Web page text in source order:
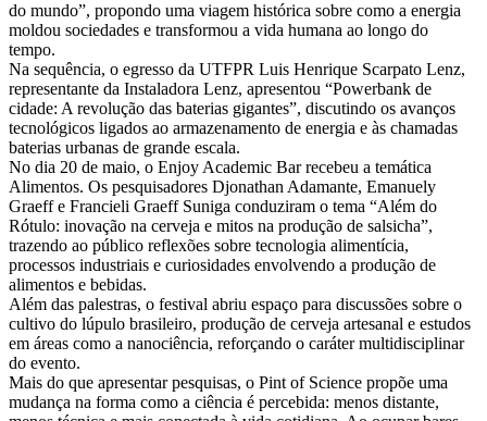
do mundo”, propondo uma viagem histórica sobre como a energia
moldou sociedades e transformou a vida humana ao longo do
tempo.
Na sequência, o egresso da UTFPR Luis Henrique Scarpato Lenz,
representante da Instaladora Lenz, apresentou “Powerbank de
cidade: A revolução das baterias gigantes”, discutindo os avanços
tecnológicos ligados ao armazenamento de energia e às chamadas
baterias urbanas de grande escala.
No dia 20 de maio, o Enjoy Academic Bar recebeu a temática
Alimentos. Os pesquisadores Djonathan Adamante, Emanuely
Graeff e Francieli Graeff Suniga conduziram o tema “Além do
Rótulo: inovação na cerveja e mitos na produção de salsicha”,
trazendo ao público reflexões sobre tecnologia alimentícia,
processos industriais e curiosidades envolvendo a produção de
alimentos e bebidas.
Além das palestras, o festival abriu espaço para discussões sobre o
cultivo do lúpulo brasileiro, produção de cerveja artesanal e estudos
em áreas como a nanociência, reforçando o caráter multidisciplinar
do evento.
Mais do que apresentar pesquisas, o Pint of Science propõe uma
mudança na forma como a ciência é percebida: menos distante,